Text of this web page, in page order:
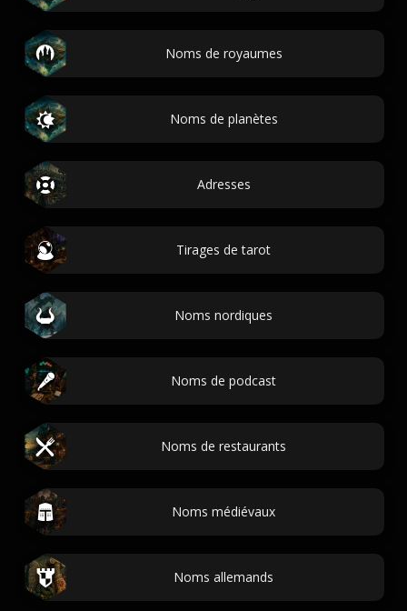
Noms de royaumes
Noms de planètes
Adresses
Tirages de tarot
Noms nordiques
Noms de podcast
Noms de restaurants
Noms médiévaux
Noms allemands